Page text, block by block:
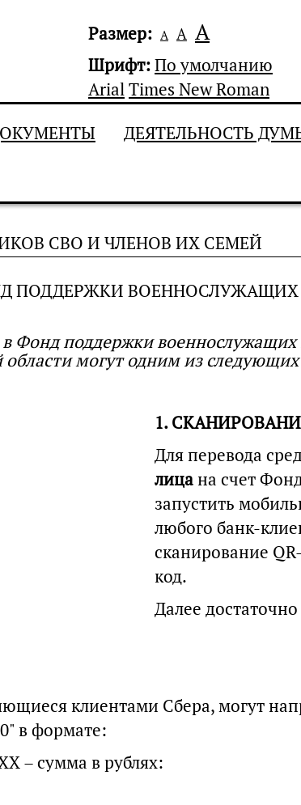
Размер: А А А
Шрифт:По умолчанию
ArialTimes New Roman
ДЕЯТЕЛЬНОСТЬ
СВО И ЧЛЕНОВ ИХ СЕМЕЙ
ПОДДЕРЖКИ ВОЕННОСЛУЖАЩИХ
в Фонд поддержки
области могут одним из
1.
Для перевода
лицана счет
запустить
любого банк-
сканирование
код.
Далее
клиентами Сбера, могут
в формате:
– сумма в рублях: